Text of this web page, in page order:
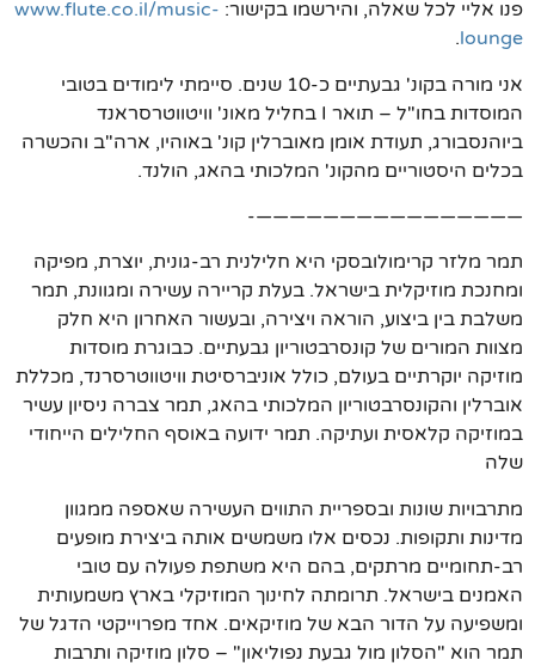
פנו אליי לכל שאלה, והירשמו בקישור: www.flute.co.il/music-
lounge
.
אני מורה בקונ' גבעתיים כ-10 שנים. סיימתי לימודים בטובי
המוסדות בחו"ל – תואר I בחליל מאונ' וויטווטרסראנד
ביוהנסבורג, תעודת אומן מאוברלין קונ' באוהיו, ארה"ב והכשרה
בכלים היסטוריים מהקונ' המלכותי בהאג, הולנד.
————————————————-
תמר מלזר קרימולובסקי היא חלילנית רב-גונית, יוצרת, מפיקה
ומחנכת מוזיקלית בישראל. בעלת קריירה עשירה ומגוונת, תמר
משלבת בין ביצוע, הוראה ויצירה, ובעשור האחרון היא חלק
מצוות המורים של קונסרבטוריון גבעתיים. כבוגרת מוסדות
מוזיקה יוקרתיים בעולם, כולל אוניברסיטת וויטווטרסרנד, מכללת
אוברלין והקונסרבטוריון המלכותי בהאג, תמר צברה ניסיון עשיר
במוזיקה קלאסית ועתיקה. תמר ידועה באוסף החלילים הייחודי
שלה
מתרבויות שונות ובספריית התווים העשירה שאספה ממגוון
מדינות ותקופות. נכסים אלו משמשים אותה ביצירת מופעים
רב-תחומיים מרתקים, בהם היא משתפת פעולה עם טובי
האמנים בישראל. תרומתה לחינוך המוזיקלי בארץ משמעותית
ומשפיעה על הדור הבא של מוזיקאים. אחד מפרוייקטי הדגל של
תמר הוא "הסלון מול גבעת נפוליאון" – סלון מוזיקה ותרבות